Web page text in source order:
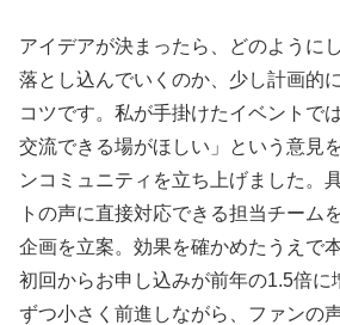
アイデアが決まったら、どのように
落とし込んでいくのか、少し計画的
コツです。私が手掛けたイベントで
交流できる場がほしい」という意見
ンコミュニティを立ち上げました。
トの声に直接対応できる担当チーム
企画を立案。効果を確かめたうえで
初回からお申し込みが前年の1.5倍に
ずつ小さく前進しながら、ファンの